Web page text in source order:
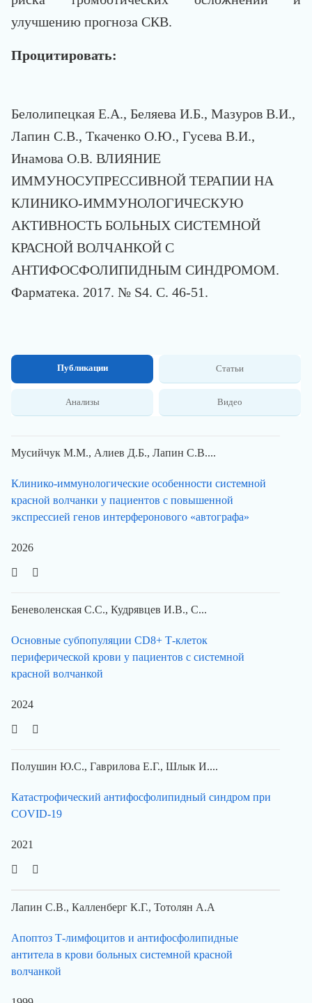
улучшению прогноза СКВ.
Процитировать:
Белолипецкая Е.А., Беляева И.Б., Мазуров В.И.,
Лапин С.В., Ткаченко О.Ю., Гусева В.И.,
Инамова О.В. ВЛИЯНИЕ
ИММУНОСУПРЕССИВНОЙ ТЕРАПИИ НА
КЛИНИКО-ИММУНОЛОГИЧЕСКУЮ
АКТИВНОСТЬ БОЛЬНЫХ СИСТЕМНОЙ
КРАСНОЙ ВОЛЧАНКОЙ С
АНТИФОСФОЛИПИДНЫМ СИНДРОМОМ.
Фарматека. 2017. № S4. С. 46-51.
Публикации Статьи
Анализы Видео
Мусийчук М.М., Алиев Д.Б., Лапин С.В....
Клинико-иммунологические особенности системной
красной волчанки у пациентов с повышенной
экспрессией генов интерферонового «автографа»
2026
Беневоленская С.С., Кудрявцев И.В., С...
Основные субпопуляции CD8+ Т-клеток
периферической крови у пациентов с системной
красной волчанкой
2024
Полушин Ю.С., Гаврилова Е.Г., Шлык И....
Катастрофический антифосфолипидный синдром при
COVID-19
2021
Лапин С.В., Калленберг К.Г., Тотолян А.А
Апоптоз Т-лимфоцитов и антифосфолипидные
антитела в крови больных системной красной
волчанкой